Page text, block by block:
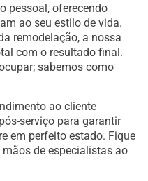
pessoal, oferecendo
ao seu estilo de vida.
remodelação, a nossa
com o resultado final.
sabemos como
ao cliente
serviço para garantir
em perfeito estado. Fique
de especialistas ao